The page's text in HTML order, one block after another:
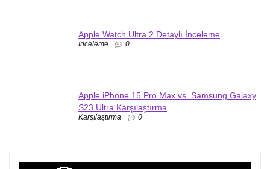
Apple Watch Ultra 2 Detaylı İnceleme
İnceleme 0
Apple iPhone 15 Pro Max vs. Samsung Galaxy
S23 Ultra Karşılaştırma
Karşılaştırma 0